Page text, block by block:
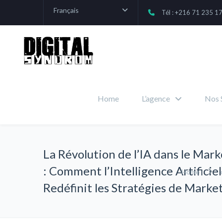
Français Tél : +216 71 235
Home L’agence Nos
La Révolution de l’IA dans le
: Comment l’Intelligence
Redéfinit les Stratégies de
Home